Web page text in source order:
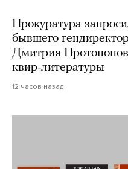
Прокуратура
бывшего
Дмитрия
квир-литературы
12 часов назад